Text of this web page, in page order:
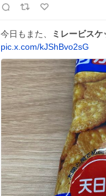
今日もまた、 ミレービスケ
pic.x.com/kJShBvo2sG